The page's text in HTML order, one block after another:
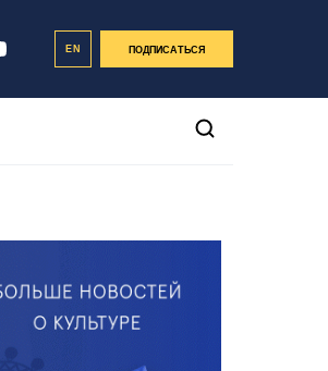
EN ПОДПИСАТЬСЯ